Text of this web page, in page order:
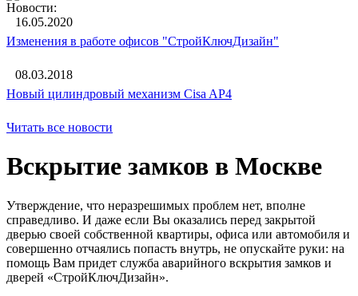
Новости:
16.05.2020
Изменения в работе офисов "СтройКлючДизайн"
08.03.2018
Новый цилиндровый механизм Cisa AP4
Читать все новости
Вскрытие замков в Москве
Утверждение, что неразрешимых проблем нет, вполне
справедливо. И даже если Вы оказались перед закрытой
дверью своей собственной квартиры, офиса или автомобиля и
совершенно отчаялись попасть внутрь, не опускайте руки: на
помощь Вам придет служба аварийного вскрытия замков и
дверей «СтройКлючДизайн».